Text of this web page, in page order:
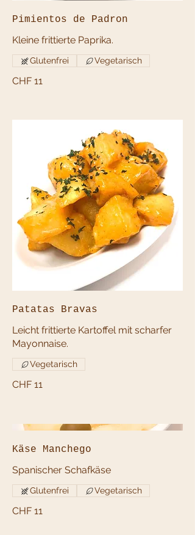
Pimientos de Padron
Kleine frittierte Paprika.
CHF 11
Glutenfrei Vegetarisch
Patatas Bravas
Leicht frittierte Kartoffel mit scharfer
Mayonnaise.
CHF 11
Vegetarisch
Käse Manchego
Spanischer Schafkäse
CHF 11
Glutenfrei Vegetarisch